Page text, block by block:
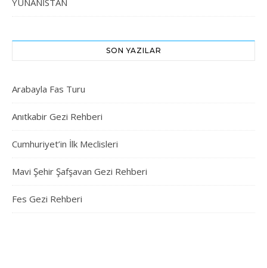
YUNANİSTAN
SON YAZILAR
Arabayla Fas Turu
Anıtkabir Gezi Rehberi
Cumhuriyet’in İlk Meclisleri
Mavi Şehir Şafşavan Gezi Rehberi
Fes Gezi Rehberi